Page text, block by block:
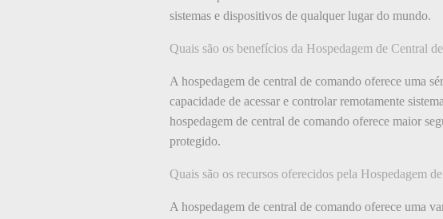
sistemas e dispositivos de qualquer lugar do mundo.
Quais são os benefícios da Hospedagem de Central
A hospedagem de central de comando oferece uma
capacidade de acessar e controlar remotamente
hospedagem de central de comando oferece maior
protegido.
Quais são os recursos oferecidos pela Hospedagem
A hospedagem de central de comando oferece uma